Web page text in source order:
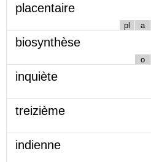
placentaire
pl a
biosynthèse
o
inquiète
treizième
indienne